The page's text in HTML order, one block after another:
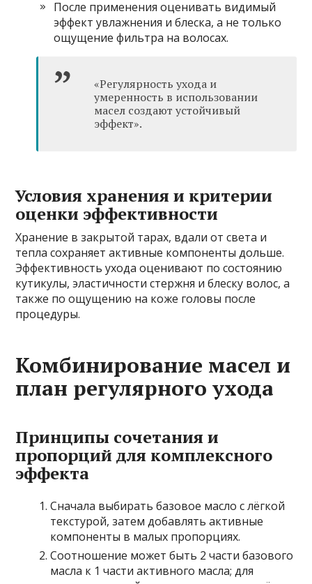
После применения оценивать видимый
эффект увлажнения и блеска, а не только
ощущение фильтра на волосах.
«Регулярность ухода и
умеренность в использовании
масел создают устойчивый
эффект».
Условия хранения и критерии
оценки эффективности
Хранение в закрытой тарах, вдали от света и
тепла сохраняет активные компоненты дольше.
Эффективность ухода оценивают по состоянию
кутикулы, эластичности стержня и блеску волос, а
также по ощущению на коже головы после
процедуры.
Комбинирование масел и
план регулярного ухода
Принципы сочетания и
пропорций для комплексного
эффекта
Сначала выбирать базовое масло с лёгкой
текстурой, затем добавлять активные
компоненты в малых пропорциях.
Соотношение может быть 2 части базового
масла к 1 части активного масла; для